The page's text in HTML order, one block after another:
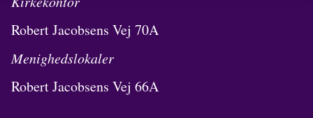
Robert Jacobsens Vej 70A
Menighedslokaler
Robert Jacobsens Vej 66A